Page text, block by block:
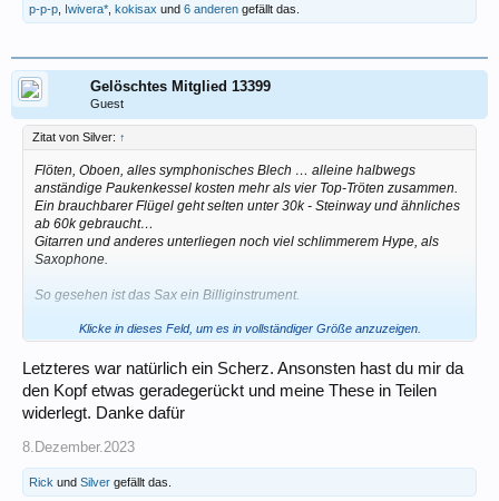
p-p-p Iwivera* kokisax und 6 anderen gefällt das.
Gelöschtes Mitglied 13399
Guest
Zitat von Silver: ↑
Flöten, Oboen, alles symphonisches Blech … alleine halbwegs
anständige Paukenkessel kosten mehr als vier Top-Tröten zusammen.
Ein brauchbarer Flügel geht selten unter 30k - Steinway und ähnliches
ab 60k gebraucht…
Gitarren und anderes unterliegen noch viel schlimmerem Hype, als
Saxophone.
So gesehen ist das Sax ein Billiginstrument.
Und was den Transport und das Aufpassen angeht: Ein guter Freund
Hardware … ein anderer spielt Kontrabass - noch Fragen?
eine Nische, die wenig Konkurrenz hat (und wenig Nachfrage…)
Klicke in dieses Feld, um es in vollständiger Größe anzuzeigen.
Letzteres war natürlich ein Scherz. Ansonsten hast du mir da
den Kopf etwas geradegerückt und meine These in Teilen
widerlegt. Danke dafür
8.Dezember.2023
Rick und Silver gefällt das.